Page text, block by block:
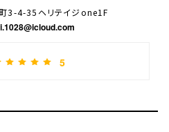
3-4-35ヘリテイジone1F
5